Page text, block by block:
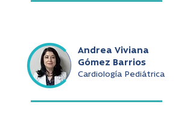
Andrea Viviana
Gómez Barrios
Cardiología Pediátrica